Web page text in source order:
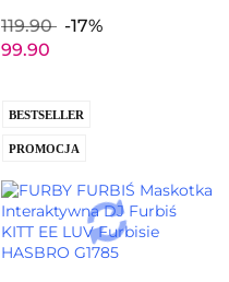
CAKE Furbisie HASBRO
G1781
119.90
-17%
99.90
BESTSELLER
PROMOCJA